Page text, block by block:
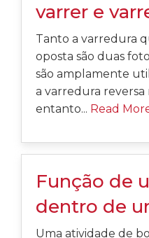
varrer e
Tanto a varredura
oposta são duas
são amplamente
a varredura
entanto... Read
Função de
dentro de
Uma atividade de